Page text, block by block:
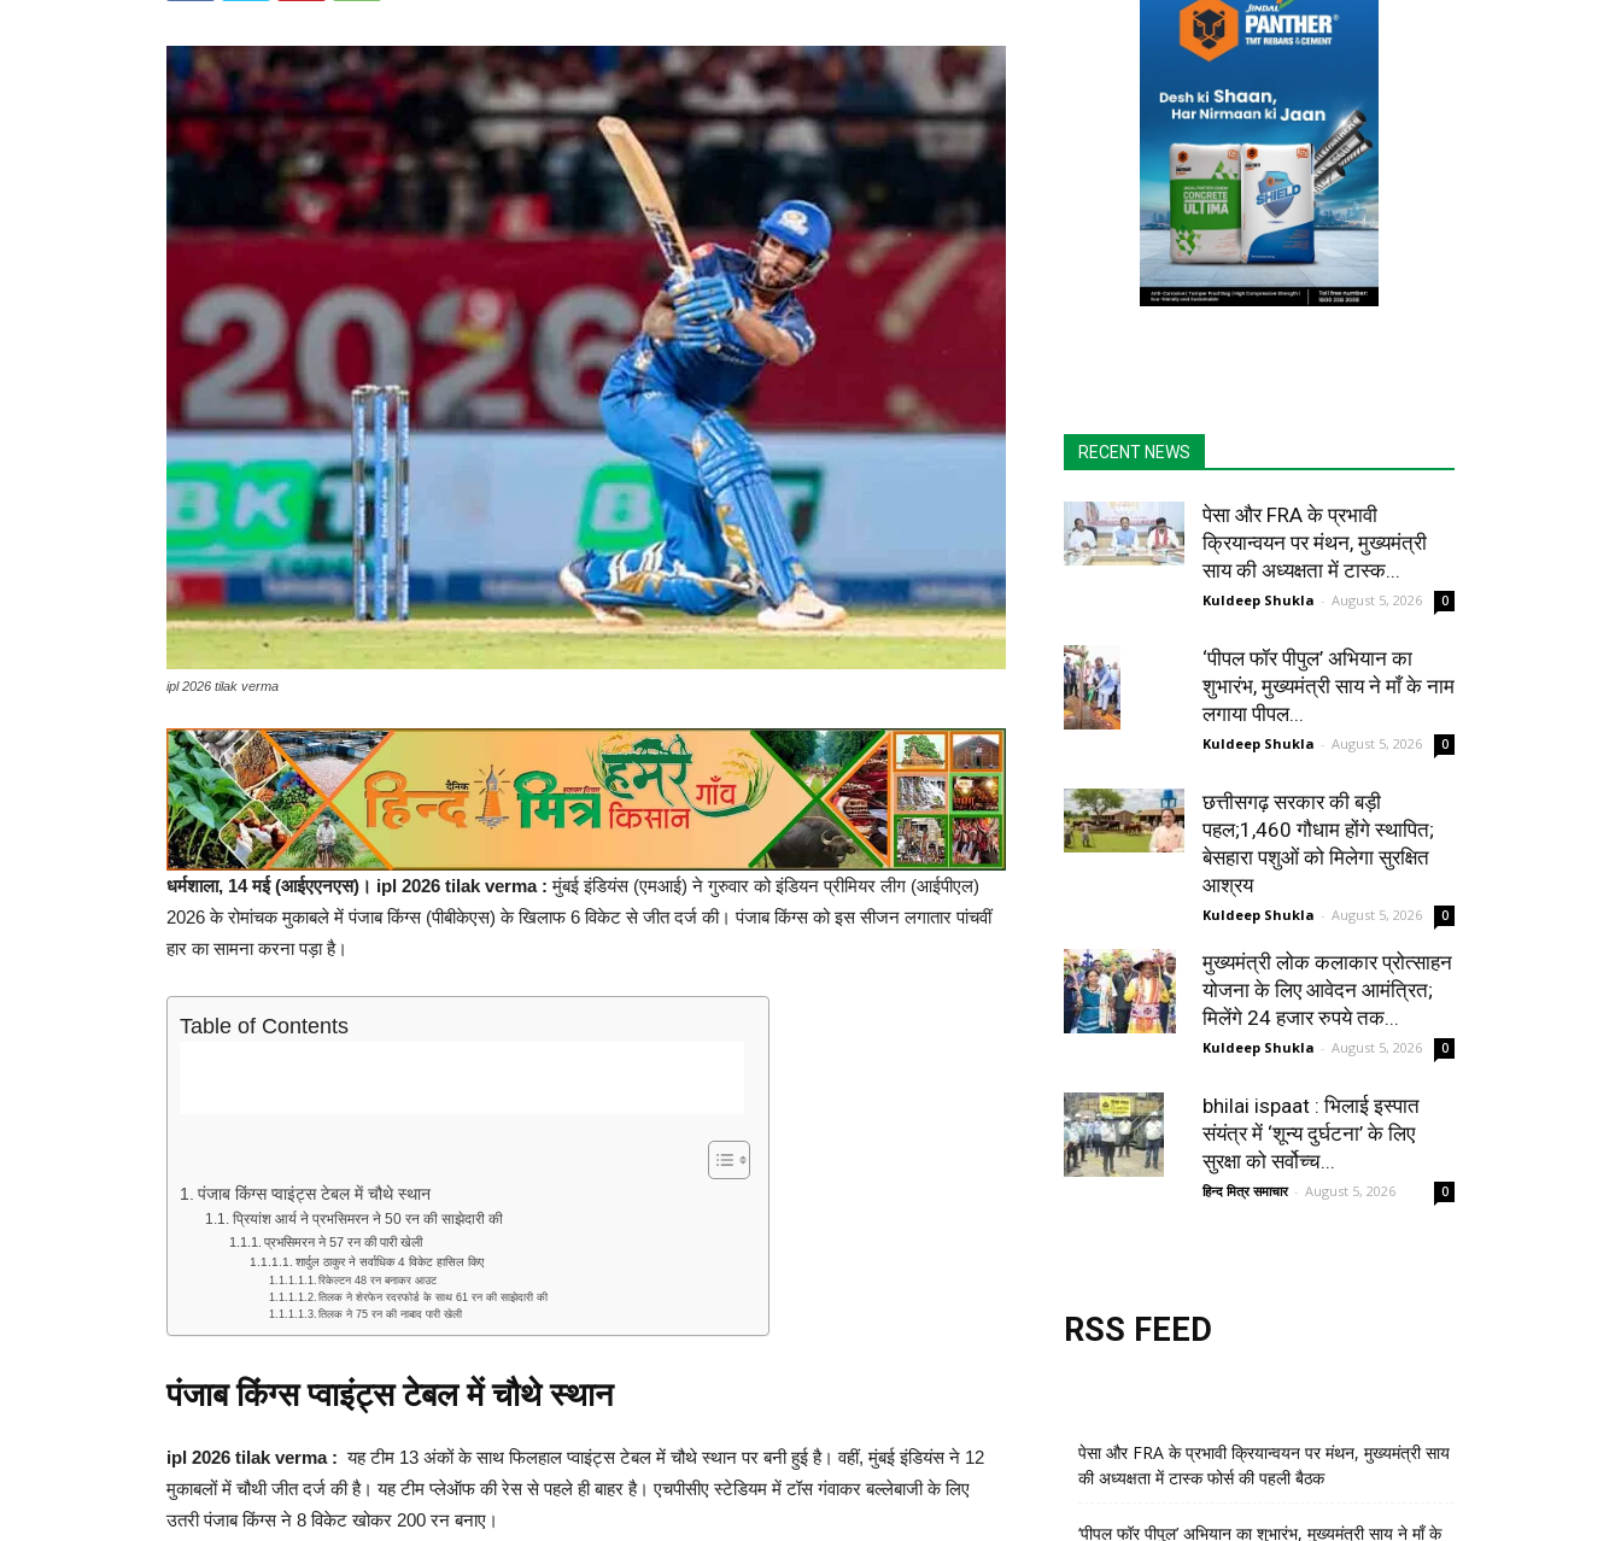
ipl 2026 tilak verma
धर्मशाला, 14 मई (आईएएनएस)। ipl 2026 tilak verma : मुंबई इंडियंस (एमआई) ने गुरुवार को इंडियन प्रीमियर लीग (आईपीएल)
2026 के रोमांचक मुकाबले में पंजाब किंग्स (पीबीकेएस) के खिलाफ 6 विकेट से जीत दर्ज की। पंजाब किंग्स को इस सीजन लगातार पांचवीं
हार का सामना करना पड़ा है।
Table of Contents
पंजाब किंग्स प्वाइंट्स टेबल में चौथे स्थान
प्रियांश आर्य ने प्रभसिमरन ने 50 रन की साझेदारी की
प्रभसिमरन ने 57 रन की पारी खेली
शार्दुल ठाकुर ने सर्वाधिक 4 विकेट हासिल किए
रिकेल्टन 48 रन बनाकर आउट
तिलक ने शेरफेन रदरफोर्ड के साथ 61 रन की साझेदारी की
तिलक ने 75 रन की नाबाद पारी खेली
पंजाब किंग्स प्वाइंट्स टेबल में चौथे स्थान
ipl 2026 tilak verma : यह टीम 13 अंकों के साथ फिलहाल प्वाइंट्स टेबल में चौथे स्थान पर बनी हुई है। वहीं, मुंबई इंडियंस ने 12
मुकाबलों में चौथी जीत दर्ज की है। यह टीम प्लेऑफ की रेस से पहले ही बाहर है। एचपीसीए स्टेडियम में टॉस गंवाकर बल्लेबाजी के लिए
उतरी पंजाब किंग्स ने 8 विकेट खोकर 200 रन बनाए।
RECENT NEWS
पेसा और FRA के प्रभावी
क्रियान्वयन पर मंथन, मुख्यमंत्री
साय की अध्यक्षता में टास्क...
Kuldeep Shukla - August 5, 2026 0
‘पीपल फॉर पीपुल’ अभियान का
शुभारंभ, मुख्यमंत्री साय ने माँ के नाम
लगाया पीपल...
Kuldeep Shukla - August 5, 2026 0
छत्तीसगढ़ सरकार की बड़ी
पहल;1,460 गौधाम होंगे स्थापित;
बेसहारा पशुओं को मिलेगा सुरक्षित
आश्रय
Kuldeep Shukla - August 5, 2026 0
मुख्यमंत्री लोक कलाकार प्रोत्साहन
योजना के लिए आवेदन आमंत्रित;
मिलेंगे 24 हजार रुपये तक...
Kuldeep Shukla - August 5, 2026 0
bhilai ispaat : भिलाई इस्पात
संयंत्र में ‘शून्य दुर्घटना’ के लिए
सुरक्षा को सर्वोच्च...
हिन्द मित्र समाचार - August 5, 2026 0
RSS FEED
पेसा और FRA के प्रभावी क्रियान्वयन पर मंथन, मुख्यमंत्री साय
की अध्यक्षता में टास्क फोर्स की पहली बैठक
‘पीपल फॉर पीपुल’ अभियान का शुभारंभ, मुख्यमंत्री साय ने माँ के